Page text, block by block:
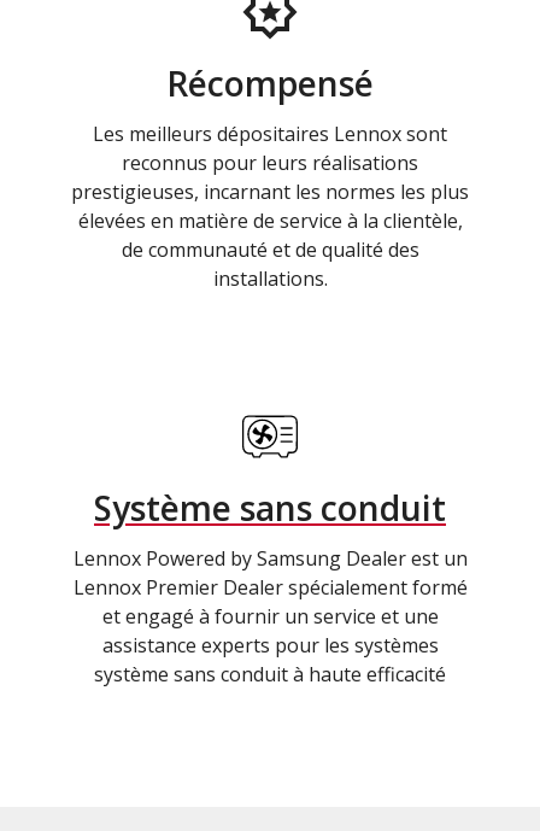
Récompensé
Les meilleurs dépositaires Lennox sont
reconnus pour leurs réalisations
prestigieuses, incarnant les normes les plus
élevées en matière de service à la clientèle,
de communauté et de qualité des
installations.
Système sans conduit
Lennox Powered by Samsung Dealer est un
Lennox Premier Dealer spécialement formé
et engagé à fournir un service et une
assistance experts pour les systèmes
système sans conduit à haute efficacité